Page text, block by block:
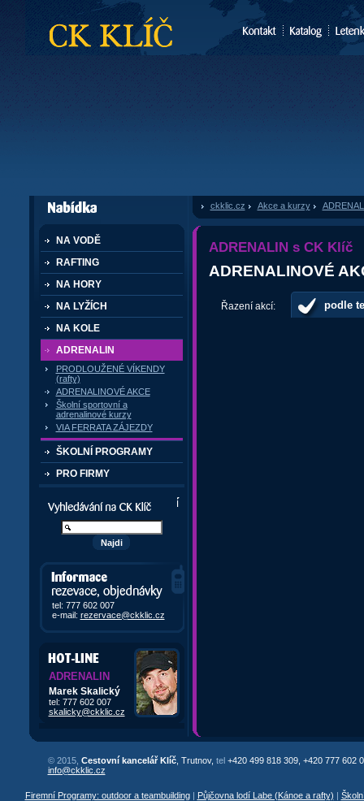
CK Klíč
dále nabízí
NA VODĚ
RAFTING
NA HORY
NA LYŽÍCH
NA KOLE
ADRENALIN
PRODLOUŽENÉ VÍKENDY
(rafty)
ADRENALINOVÉ AKCE
Školní sportovní a
adrenalinové kurzy
VIA FERRATA ZÁJEZDY
ŠKOLNÍ PROGRAMY
PRO FIRMY
Vyhledávání kurzů a akcí
Informace, rezervace,
objedávky
tel: 777 602 007
e-mail: rezervace@ckklic.cz
ADRENALIN
Marek Skalický
tel: 777 602 007
skalicky@ckklic.cz
ckklic.cz Akce a kurzy»
ADRENALIN s CK Klíč
ADRENALINOVÉ
Řazení akcí: podle
© 2015, Cestovní kancelář Klíč, Trutnov, tel +420 499 818 309, +420 777 602
info@ckklic.cz
Firemní Programy: outdoor a teambuilding| Půjčovna lodí Labe (Kánoe a rafty) |